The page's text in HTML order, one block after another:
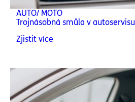
AUTO/ MOTO
Trojnásobná smůla v autoservisu
Zjistit více